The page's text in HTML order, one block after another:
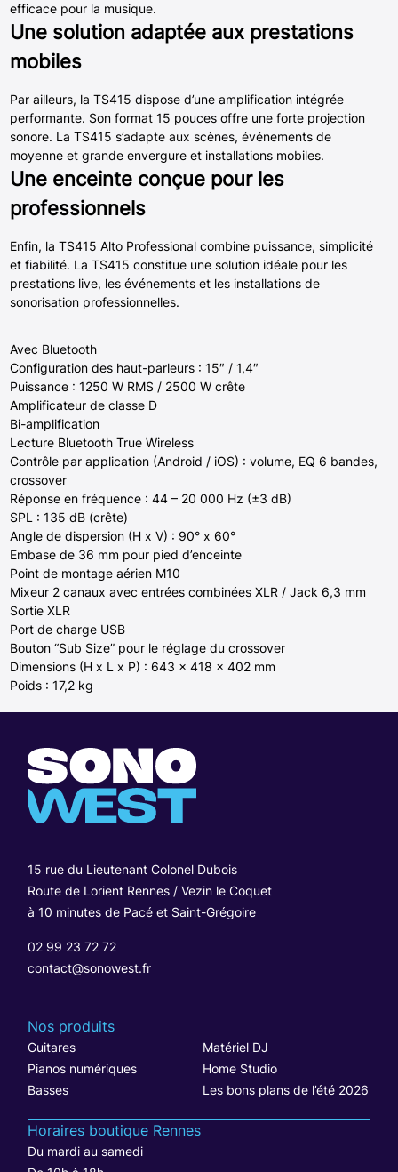
efficace pour la musique.
Une solution adaptée aux prestations
mobiles
Par ailleurs, la TS415 dispose d’une amplification intégrée
performante. Son format 15 pouces offre une forte projection
sonore. La TS415 s’adapte aux scènes, événements de
moyenne et grande envergure et installations mobiles.
Une enceinte conçue pour les
professionnels
Enfin, la TS415 Alto Professional combine puissance, simplicité
et fiabilité. La TS415 constitue une solution idéale pour les
prestations live, les événements et les installations de
sonorisation professionnelles.
Avec Bluetooth
Configuration des haut-parleurs : 15″ / 1,4″
Puissance : 1250 W RMS / 2500 W crête
Amplificateur de classe D
Bi-amplification
Lecture Bluetooth True Wireless
Contrôle par application (Android / iOS) : volume, EQ 6 bandes,
crossover
Réponse en fréquence : 44 – 20 000 Hz (±3 dB)
SPL : 135 dB (crête)
Angle de dispersion (H x V) : 90° x 60°
Embase de 36 mm pour pied d’enceinte
Point de montage aérien M10
Mixeur 2 canaux avec entrées combinées XLR / Jack 6,3 mm
Sortie XLR
Port de charge USB
Bouton “Sub Size” pour le réglage du crossover
Dimensions (H x L x P) : 643 x 418 x 402 mm
Poids : 17,2 kg
15 rue du Lieutenant Colonel Dubois
Route de Lorient Rennes / Vezin le Coquet
à 10 minutes de Pacé et Saint-Grégoire
02 99 23 72 72
contact@sonowest.fr
Nos produits
Guitares
Matériel DJ
Pianos numériques
Home Studio
Basses
Les bons plans de l’été 2026
Horaires boutique Rennes
Du mardi au samedi